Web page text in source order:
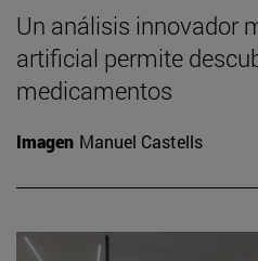
Un análisis innovador
artificial permite
medicamentos
Imagen Manuel Castells